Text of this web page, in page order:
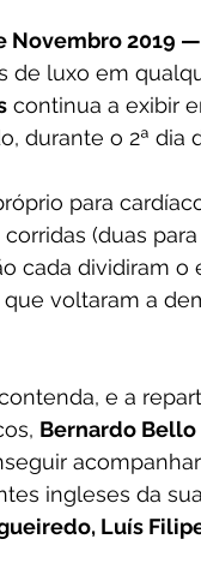
Novembro 2019 —
de luxo em
continua a exibir
durante o 2ª dia
para
(duas
cada dividiram o
voltaram a
e a
Bernardo Bello
ingleses da
Luís